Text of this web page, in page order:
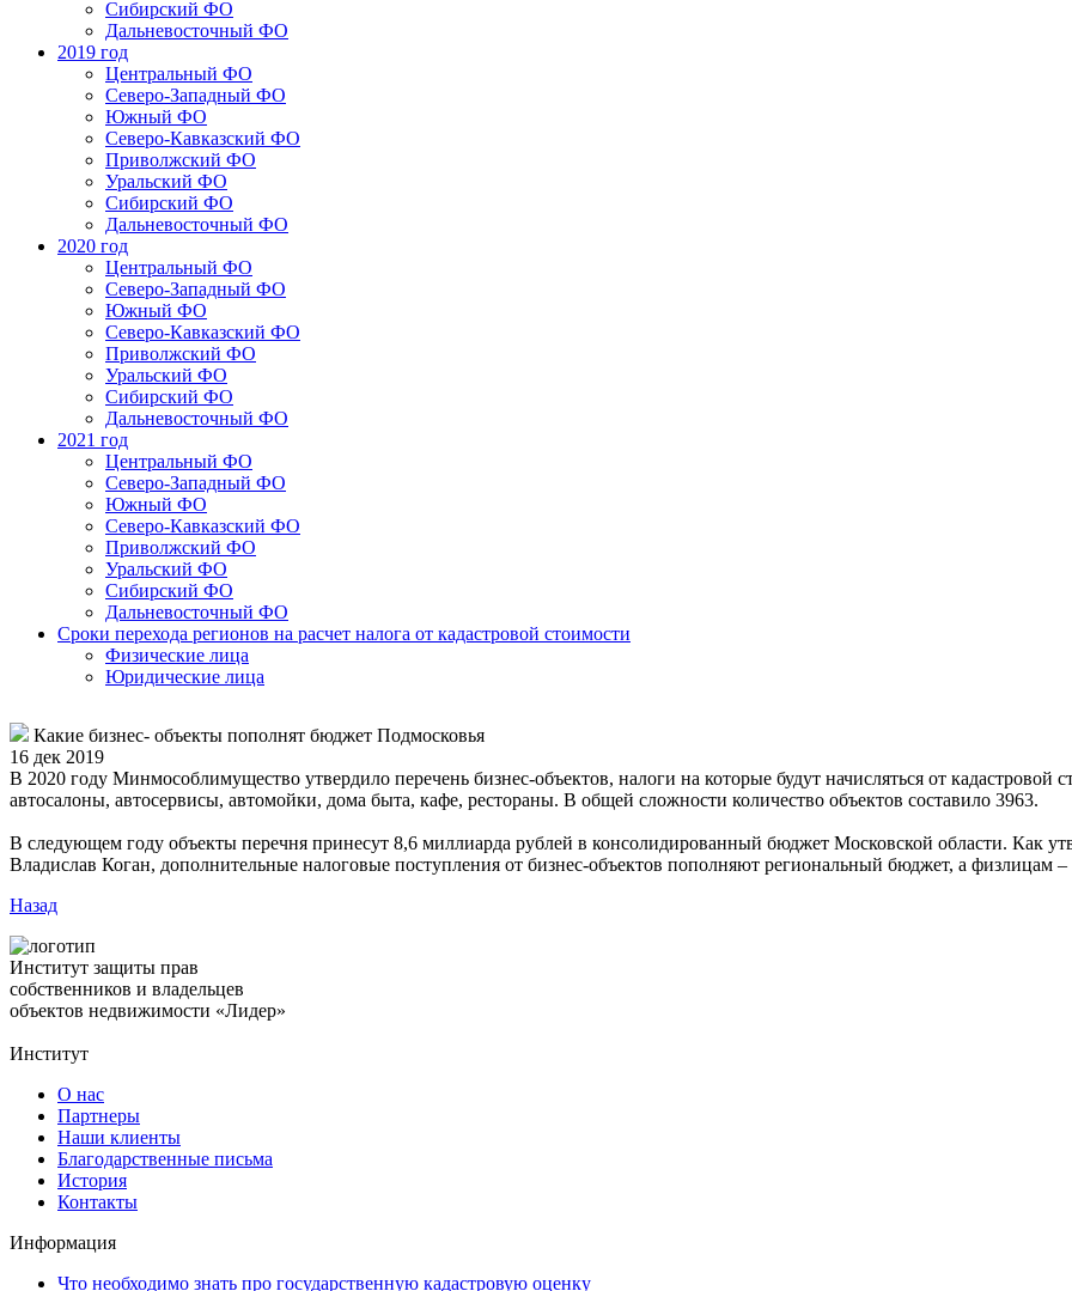
Сибирский ФО
Дальневосточный ФО
2019 год
Центральный ФО
Северо-Западный ФО
Южный ФО
Северо-Кавказский ФО
Приволжский ФО
Уральский ФО
Сибирский ФО
Дальневосточный ФО
2020 год
Центральный ФО
Северо-Западный ФО
Южный ФО
Северо-Кавказский ФО
Приволжский ФО
Уральский ФО
Сибирский ФО
Дальневосточный ФО
2021 год
Центральный ФО
Северо-Западный ФО
Южный ФО
Северо-Кавказский ФО
Приволжский ФО
Уральский ФО
Сибирский ФО
Дальневосточный ФО
Сроки перехода регионов на расчет налога от кадастровой стоимости
Физические лица
Юридические лица
Какие бизнес- объекты пополнят бюджет Подмосковья
16 дек 2019
В 2020 году Минмособлимущество утвердило перечень бизнес-объектов, налоги на которые будут начисляться от
автосалоны, автосервисы, автомойки, дома быта, кафе, рестораны. В общей сложности количество объектов составило 3963.
В следующем году объекты перечня принесут 8,6 миллиарда рублей в консолидированный бюджет Московской области. Как
Владислав Коган, дополнительные налоговые поступления от бизнес-объектов пополняют региональный бюджет, а физлицам
Назад
Институт защиты прав
собственников и владельцев
объектов недвижимости «Лидер»
Институт
О нас
Партнеры
Наши клиенты
Благодарственные письма
История
Контакты
Информация
Что необходимо знать про государственную кадастровую оценку